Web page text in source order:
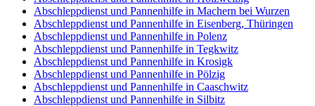
Abschleppdienst und Pannenhilfe in Machern bei Wurzen
Abschleppdienst und Pannenhilfe in Eisenberg, Thüringen
Abschleppdienst und Pannenhilfe in Polenz
Abschleppdienst und Pannenhilfe in Tegkwitz
Abschleppdienst und Pannenhilfe in Krosigk
Abschleppdienst und Pannenhilfe in Pölzig
Abschleppdienst und Pannenhilfe in Caaschwitz
Abschleppdienst und Pannenhilfe in Silbitz